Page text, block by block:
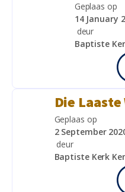
Geplaas op
14 January
deur
Baptiste
Die
Geplaas op
2 September
deur
Baptiste Kerk